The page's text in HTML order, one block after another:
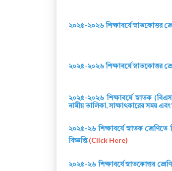
২০২৫-২০২৬ শিক্ষাবর্ষে স্নাতকোত্তর
২০২৫-২০২৬ শিক্ষাবর্ষে স্নাতকোত্তর
২০২৫-২০২৬ শিক্ষাবর্ষে স্নাতক
নামীয় তালিকা, সাক্ষাৎকারের সময় এবং
২০২৫-২৬ শিক্ষাবর্ষে স্নাতক শ্রেণিতে
বিজ্ঞপ্তি(Click Here)
২০২৫-২৬ শিক্ষাবর্ষে স্নাতকোত্তর